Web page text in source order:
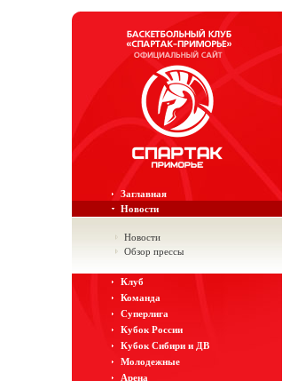
Заглавная
Новости
Новости
Обзор прессы
Клуб
Команда
Суперлига
Кубок России
Кубок Сибири и ДВ
Молодежные
Арена